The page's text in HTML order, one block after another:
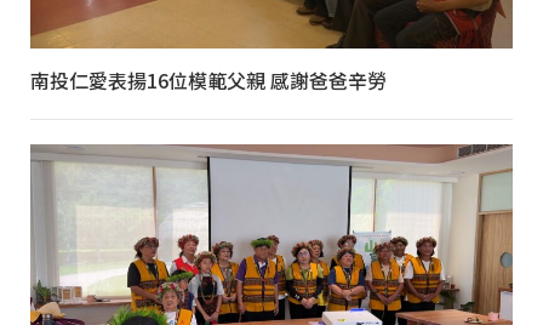
南投仁愛表揚16位模範父親 感謝爸爸辛勞